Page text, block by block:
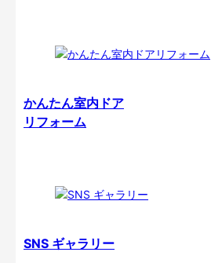
かんたん室内ドア
リフォーム
SNS ギャラリー